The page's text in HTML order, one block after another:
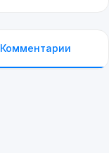
Комментарии